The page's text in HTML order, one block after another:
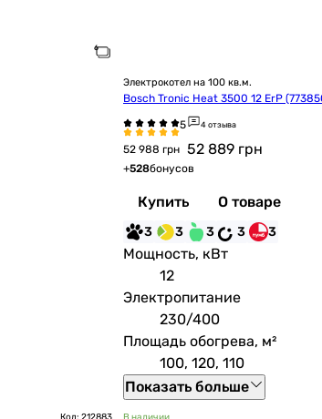
Электрокотел на 100 кв.м.
Bosch Tronic Heat 3500 12 ErP
4 отзыва
52 988 грн 52 889 грн
+528бонусов
Купить О товаре
3 3 3 3 3
Мощность, кВт
12
Электропитание
230/400
Площадь обогрева, м²
100, 120, 110
Показать больше